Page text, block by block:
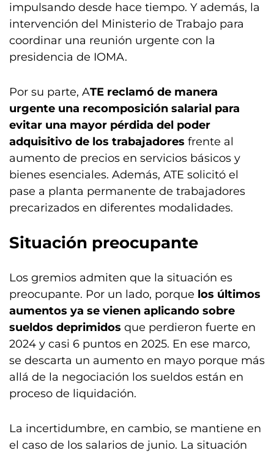
impulsando desde hace tiempo. Y además, la
intervención del Ministerio de Trabajo para
coordinar una reunión urgente con la
presidencia de IOMA.
Por su parte, ATE reclamó de manera
urgente una recomposición salarial para
evitar una mayor pérdida del poder
adquisitivo de los trabajadores frente al
aumento de precios en servicios básicos y
bienes esenciales. Además, ATE solicitó el
pase a planta permanente de trabajadores
precarizados en diferentes modalidades.
Situación preocupante
Los gremios admiten que la situación es
preocupante. Por un lado, porque los últimos
aumentos ya se vienen aplicando sobre
sueldos deprimidos que perdieron fuerte en
2024 y casi 6 puntos en 2025. En ese marco,
se descarta un aumento en mayo porque más
allá de la negociación los sueldos están en
proceso de liquidación.
La incertidumbre, en cambio, se mantiene en
el caso de los salarios de junio. La situación